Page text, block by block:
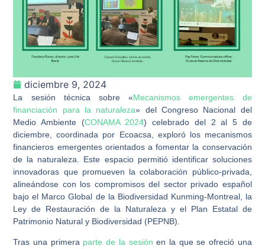
diciembre 9, 2024
La sesión técnica sobre «Mecanismos emergentes de
financiación para la naturaleza» del Congreso Nacional del
Medio Ambiente (CONAMA 2024) celebrado del 2 al 5 de
diciembre, coordinada por Ecoacsa, exploró los mecanismos
financieros emergentes orientados a fomentar la conservación
de la naturaleza. Este espacio permitió identificar soluciones
innovadoras que promueven la colaboración público-privada,
alineándose con los compromisos del sector privado español
bajo el Marco Global de la Biodiversidad Kunming-Montreal, la
Ley de Restauración de la Naturaleza y el Plan Estatal de
Patrimonio Natural y Biodiversidad (PEPNB).
Tras una primera parte de la sesiónen la que se ofreció una